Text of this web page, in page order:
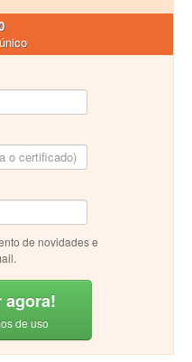
de novidades e
agora!
de uso